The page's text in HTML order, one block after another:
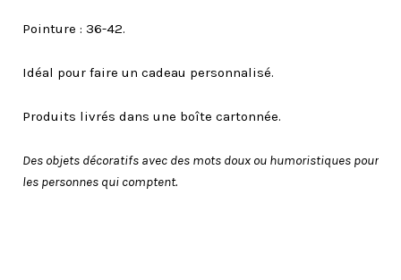
Pointure : 36-42.
Idéal pour faire un cadeau personnalisé.
Produits livrés dans une boîte cartonnée.
Des objets décoratifs avec des mots doux ou humoristiques pour
les personnes qui comptent.